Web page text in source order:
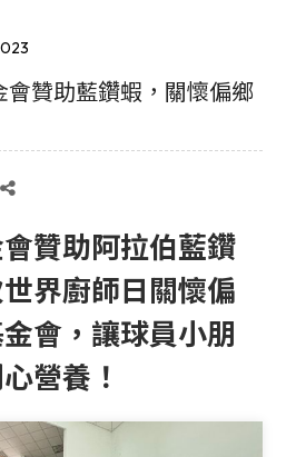
會贊助藍鑽蝦，關懷偏鄉
贊助阿拉伯藍鑽
界廚師日關懷偏
會，讓球員小朋
營養！